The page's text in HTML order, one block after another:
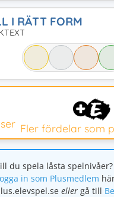
I RÄTT FORM
Fler fördelar som
du spela låsta spelnivåer?
in som Plusmedlem
eller gå till